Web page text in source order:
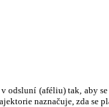
odsluní (aféliu) tak, aby
naznačuje, zda se